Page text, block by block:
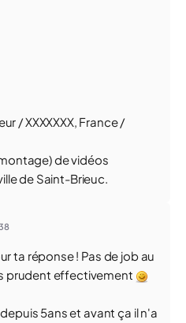
/ XXXXXXX, France /
de vidéos
de Saint-Brieuc.
ta réponse ! Pas de job au
prudent effectivement
5ans et avant ça il n'a